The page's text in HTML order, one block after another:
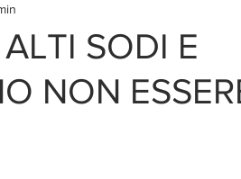
SODI E
NON